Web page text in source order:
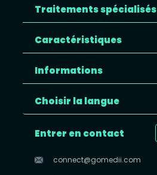
Traitements spécialisés
Caractéristiques
Informations
Choisir la langue
Entrer en contact
connect@gomedii.com